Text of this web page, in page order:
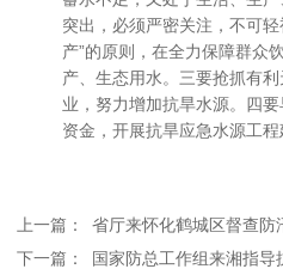
突出，必须严密关注，不可
产”的原则，在全力保障群众
产、生态用水。三要抢抓有
业，努力增加抗旱水源。四
资金，开展抗旱应急水源工程
上一篇：
省厅来怀化鹤城区督查防
下一篇：
国家防总工作组来湘指导